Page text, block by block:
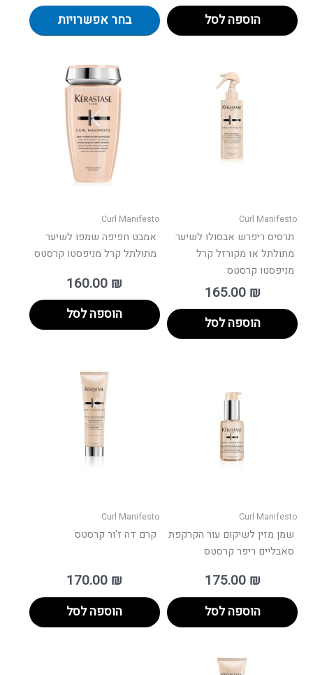
הוספה לסל בחר אפשרויות
Curl Manifesto
תרסיס ריפרש אבסולו לשיער
מתולתל או מקורזל קרל
מניפסטו קרסטס
165.00 ₪
הוספה לסל
Curl Manifesto
אמבט חפיפה שמפו לשיער
מתולתל קרל מניפסטו קרסטס
160.00 ₪
הוספה לסל
Curl Manifesto
שמן מזין לשיקום עור הקרקפת
סאבליים ריפר קרסטס
175.00 ₪
הוספה לסל
Curl Manifesto
קרם דה ז'ור קרסטס
170.00 ₪
הוספה לסל